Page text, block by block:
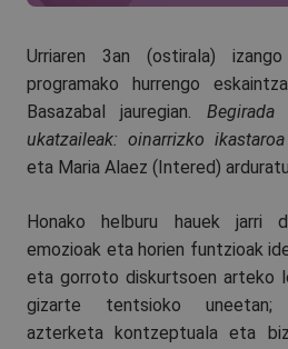
Urriaren 3an (ostirala)
programako hurrengo
Basazabal jauregian.
ukatzaileak: oinarrizko ikastaroa
eta Maria Alaez (Intered)
Honako helburu hauek jarri
emozioak eta horien funtzioak
eta gorroto diskurtsoen arteko
gizarte tentsioko uneetan;
azterketa kontzeptuala eta